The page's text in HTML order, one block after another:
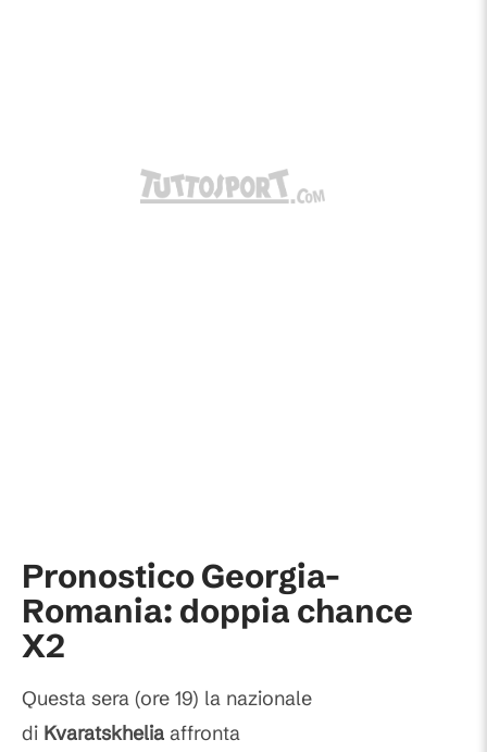
Pronostico Georgia-
Romania: doppia chance
X2
Questa sera (ore 19) la nazionale
di Kvaratskhelia affronta